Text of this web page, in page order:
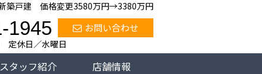
築戸建 価格変更3580万円→3380万円
お問い合わせ
1945
定休日／水曜日
スタッフ紹介 店舗情報